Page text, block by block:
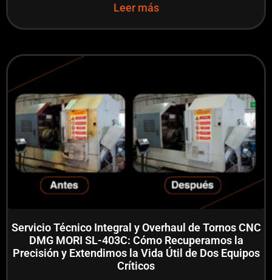
Leer más
Servicio Técnico Integral y Overhaul de Tornos CNC
DMG MORI SL-403C: Cómo Recuperamos la
Precisión y Extendimos la Vida Útil de Dos Equipos
Críticos